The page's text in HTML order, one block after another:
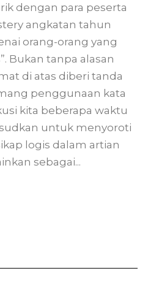
dengan para peserta
angkatan tahun
orang-orang yang
Bukan tanpa alasan
di atas diberi tanda
penggunaan kata
kita beberapa waktu
untuk menyoroti
logis dalam artian
sebagai...